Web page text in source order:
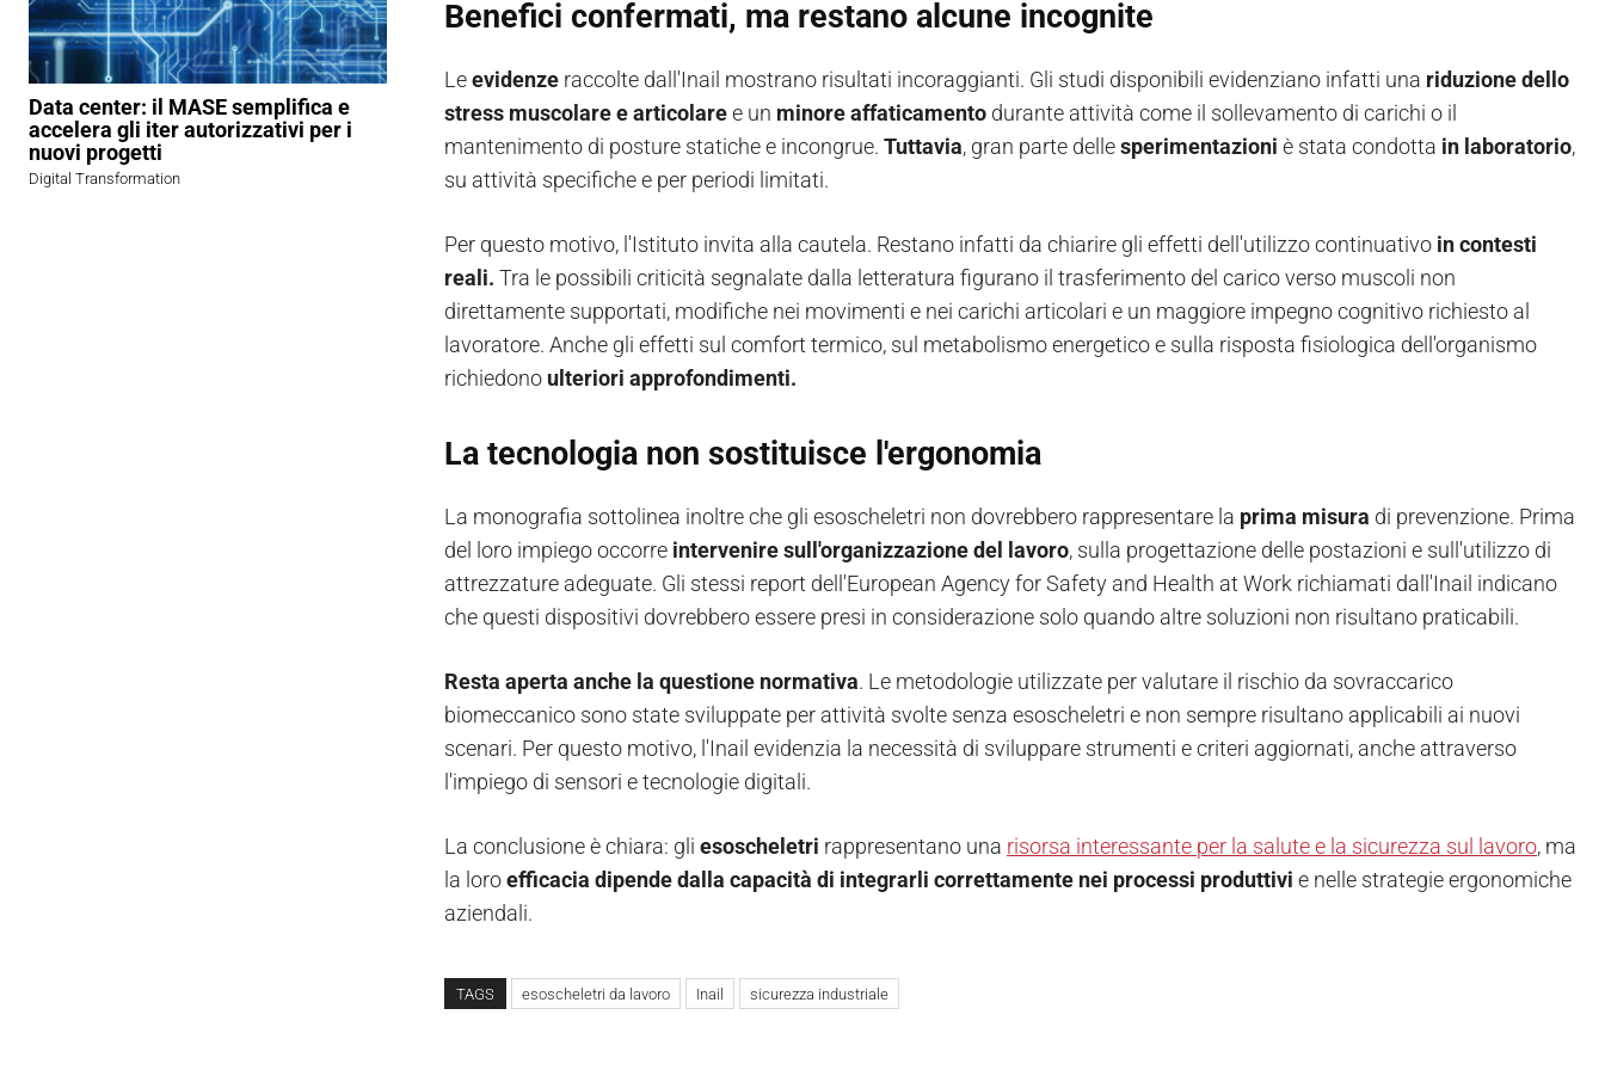
Data center: il MASE semplifica e
accelera gli iter autorizzativi per i
nuovi progetti
Digital Transformation
Benefici confermati, ma restano alcune incognite
Leevidenze raccolte dall'Inail mostrano risultati incoraggianti. Gli studi disponibili evidenziano infatti una riduzione dello
stress muscolare e articolaree un minore affaticamento durante attività come il sollevamento di carichi o il
mantenimento di posture statiche e incongrue. Tuttavia, gran parte dellesperimentazioni è stata condotta in laboratorio,
su attività specifiche e per periodi limitati.
Per questo motivo, l'Istituto invita alla cautela. Restano infatti da chiarire gli effetti dell'utilizzo continuativo in contesti
reali. Tra le possibili criticità segnalate dalla letteratura figurano il trasferimento del carico verso muscoli non
direttamente supportati, modifiche nei movimenti e nei carichi articolari e un maggiore impegno cognitivo richiesto al
lavoratore. Anche gli effetti sul comfort termico, sul metabolismo energetico e sulla risposta fisiologica dell'organismo
richiedono ulteriori approfondimenti.
La tecnologia non sostituisce l'ergonomia
La monografia sottolinea inoltre che gli esoscheletri non dovrebbero rappresentare la prima misura di prevenzione. Prima
del loro impiego occorre intervenire sull'organizzazione del lavoro, sulla progettazione delle postazioni e sull'utilizzo di
attrezzature adeguate. Gli stessi report dell'European Agency for Safety and Health at Work richiamati dall'Inail indicano
che questi dispositivi dovrebbero essere presi in considerazione solo quando altre soluzioni non risultano praticabili.
Resta aperta anche la questione normativa. Le metodologie utilizzate per valutare il rischio da sovraccarico
biomeccanico sono state sviluppate per attività svolte senza esoscheletri e non sempre risultano applicabili ai nuovi
scenari. Per questo motivo, l'Inail evidenzia la necessità di sviluppare strumenti e criteri aggiornati, anche attraverso
l'impiego di sensori e tecnologie digitali.
La conclusione è chiara: gli esoscheletri rappresentano una risorsa interessante per la salute e la sicurezza sul lavoro, ma
la loroefficacia dipende dalla capacità di integrarli correttamente nei processi produttivi e nelle strategie ergonomiche
aziendali.
TAGS esoscheletri da lavoro Inail sicurezza industriale